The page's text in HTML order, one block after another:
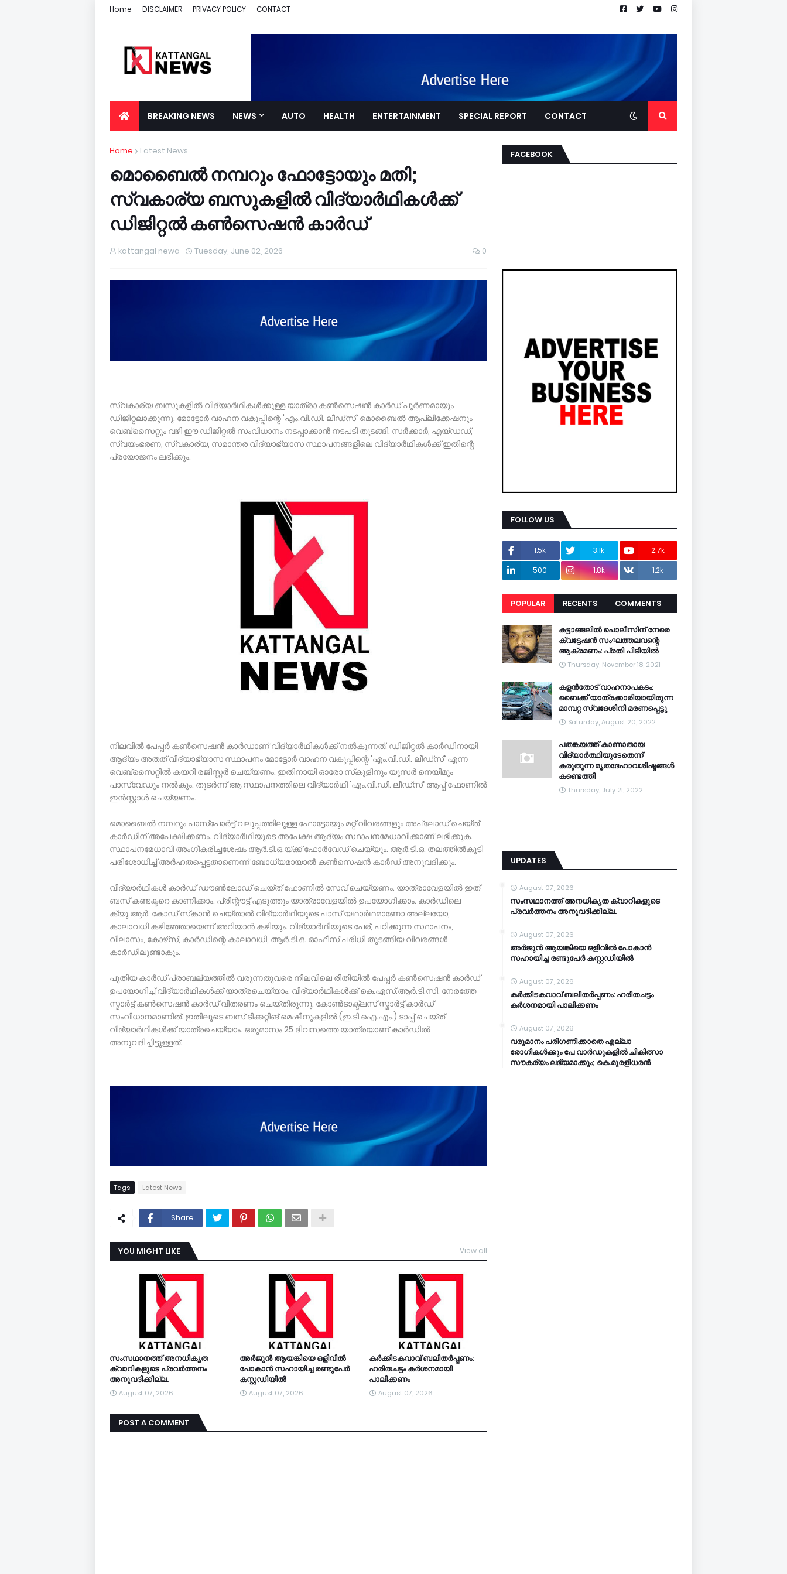
Home DISCLAIMER PRIVACY POLICY CONTACT
BREAKING NEWS NEWS AUTO HEALTH ENTERTAINMENT SPECIAL REPORT CONTACT
Home Latest News
മൊബൈൽ നമ്പറും ഫോട്ടോയും മതി;
സ്വകാര്യ ബസുകളിൽ വിദ്യാർഥികൾക്ക്
ഡിജിറ്റൽ കൺസെഷൻ കാർഡ്
kattangal newa Tuesday, June 02, 2026 0
സ്വകാര്യ ബസുകളിൽ വിദ്യാർഥികൾക്കുള്ള യാത്രാ കൺസെഷൻ കാർഡ് പൂർണമായും
ഡിജിറ്റലാക്കുന്നു. മോട്ടോർ വാഹന വകുപ്പിന്റെ 'എം.വി.ഡി. ലീഡ്‌സ്' മൊബൈൽ ആപ്ലിക്കേഷനും
വെബ്സൈറ്റും വഴി ഈ ഡിജിറ്റൽ സംവിധാനം നടപ്പാക്കാൻ നടപടി തുടങ്ങി. സർക്കാർ, എയ്ഡഡ്,
സ്വയംഭരണ, സ്വകാര്യ, സമാന്തര വിദ്യാഭ്യാസ സ്ഥാപനങ്ങളിലെ വിദ്യാർഥികൾക്ക് ഇതിന്റെ
പ്രയോജനം ലഭിക്കും.
നിലവിൽ പേപ്പർ കൺസെഷൻ കാർഡാണ് വിദ്യാർഥികൾക്ക് നൽകുന്നത്. ഡിജിറ്റൽ കാർഡിനായി
ആദ്യം അതത് വിദ്യാഭ്യാസ സ്ഥാപനം മോട്ടോർ വാഹന വകുപ്പിന്റെ 'എം.വി.ഡി. ലീഡ്‌സ്' എന്ന
വെബ്‌സൈറ്റിൽ കയറി രജിസ്റ്റർ ചെയ്യണം. ഇതിനായി ഓരോ സ്‌കൂളിനും യൂസർ നെയിമും
പാസ്വേഡും നൽകും. തുടർന്ന് ആ സ്ഥാപനത്തിലെ വിദ്യാർഥി 'എം.വി.ഡി. ലീഡ്‌സ്' ആപ്പ് ഫോണിൽ
ഇൻസ്റ്റാൾ ചെയ്യണം.
മൊബൈൽ നമ്പറും പാസ്‌പോർട്ട് വലുപ്പത്തിലുള്ള ഫോട്ടോയും മറ്റ് വിവരങ്ങളും അപ്ലോഡ് ചെയ്ത്
കാർഡിന് അപേക്ഷിക്കണം. വിദ്യാർഥിയുടെ അപേക്ഷ ആദ്യം സ്ഥാപനമേധാവിക്കാണ് ലഭിക്കുക.
സ്ഥാപനമേധാവി അംഗീകരിച്ചശേഷം ആർ.ടി.ഒ.യ്ക്ക് ഫോർവേഡ് ചെയ്യും. ആർ.ടി.ഒ. തലത്തിൽകൂടി
പരിശോധിച്ച് അർഹതപ്പെട്ടതാണെന്ന് ബോധ്യമായാൽ കൺസെഷൻ കാർഡ് അനുവദിക്കും.
വിദ്യാർഥികൾ കാർഡ് ഡൗൺലോഡ് ചെയ്ത് ഫോണിൽ സേവ് ചെയ്യണം. യാത്രാവേളയിൽ ഇത്
ബസ് കണ്ടക്ടറെ കാണിക്കാം. പ്രിന്റൗട്ട് എടുത്തും യാത്രാവേളയിൽ ഉപയോഗിക്കാം. കാർഡിലെ
ക്യു.ആർ. കോഡ് സ്‌കാൻ ചെയ്താൽ വിദ്യാർഥിയുടെ പാസ് യഥാർഥമാണോ അല്ലയോ,
കാലാവധി കഴിഞ്ഞോയെന്ന് അറിയാൻ കഴിയും. വിദ്യാർഥിയുടെ പേര്, പഠിക്കുന്ന സ്ഥാപനം,
വിലാസം, കോഴ്‌സ്, കാർഡിന്റെ കാലാവധി, ആർ.ടി.ഒ. ഓഫീസ് പരിധി തുടങ്ങിയ വിവരങ്ങൾ
കാർഡിലുണ്ടാകും.
പുതിയ കാർഡ് പ്രാബല്യത്തിൽ വരുന്നതുവരെ നിലവിലെ രീതിയിൽ പേപ്പർ കൺസെഷൻ കാർഡ്
ഉപയോഗിച്ച് വിദ്യാർഥികൾക്ക് യാത്രചെയ്യാം. വിദ്യാർഥികൾക്ക് കെ.എസ്.ആർ.ടി.സി. നേരത്തേ
സ്മാർട്ട് കൺസെഷൻ കാർഡ് വിതരണം ചെയ്തിരുന്നു. കോൺടാക്ട്ലസ് സ്മാർട്ട് കാർഡ്
സംവിധാനമാണിത്. ഇതിലൂടെ ബസ് ടിക്കറ്റിങ് മെഷീനുകളിൽ (ഇ.ടി.ഐ.എം.) ടാപ്പ് ചെയ്ത്
വിദ്യാർഥികൾക്ക് യാത്രചെയ്യാം. ഒരുമാസം 25 ദിവസത്തെ യാത്രയാണ് കാർഡിൽ
അനുവദിച്ചിട്ടുള്ളത്.
Tags Latest News
Share
YOU MIGHT LIKE View all
സംസഥാനത്ത് അനധികൃത
ക്വാറികളുടെ പ്രവര്‍ത്തനം
അനുവദിക്കില്ല.
August 07, 2026
അര്‍ജുന്‍ ആയങ്കിയെ ഒളിവില്‍
പോകാന്‍ സഹായിച്ച രണ്ടുപേര്‍
കസ്റ്റഡിയിൽ
August 07, 2026
കര്‍ക്കിടകവാവ് ബലിതര്‍പ്പണം:
ഹരിതചട്ടം കര്‍ശനമായി
പാലിക്കണം
August 07, 2026
POST A COMMENT
FACEBOOK
FOLLOW US
1.5k 3.1k
2.7k
500
1.8k 1.2k
POPULAR RECENTS
COMMENTS
RECENTS
കട്ടാങ്ങലിൽ പൊലീസിന് നേരെ
ക്വട്ടേഷൻ സംഘത്തലവന്റെ
ആക്രമണം: പ്രതി പിടിയിൽ
Thursday, November 18, 2021
കളൻതോട് വാഹനാപകടം:
ബൈക്ക് യാത്രക്കാരിയായിരുന്ന
മാമ്പറ്റ സ്വദേശിനി മരണപ്പെട്ടു
Saturday, August 20, 2022
പതങ്കയത്ത് കാണാതായ
വിദ്യാർത്ഥിയുടേതെന്ന്
കരുതുന്ന മൃതദേഹാവശിഷ്ടങ്ങൾ
കണ്ടെത്തി
Thursday, July 21, 2022
UPDATES
August 07, 2026
സംസഥാനത്ത് അനധികൃത ക്വാറികളുടെ
പ്രവര്‍ത്തനം അനുവദിക്കില്ല.
August 07, 2026
അര്‍ജുന്‍ ആയങ്കിയെ ഒളിവില്‍ പോകാന്‍
സഹായിച്ച രണ്ടുപേര്‍ കസ്റ്റഡിയിൽ
August 07, 2026
കര്‍ക്കിടകവാവ് ബലിതര്‍പ്പണം: ഹരിതചട്ടം
കര്‍ശനമായി പാലിക്കണം
August 07, 2026
വരുമാനം പരിഗണിക്കാതെ എല്ലാ
രോഗികൾക്കും പേ വാർഡുകളിൽ ചികിത്സാ
സൗകര്യം ലഭ്യമാക്കും; കെ.മുരളീധരൻ